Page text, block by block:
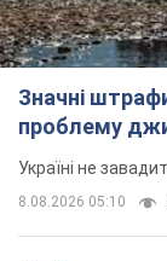
Значні
проблему
Україні не
8.08.2026 05:10